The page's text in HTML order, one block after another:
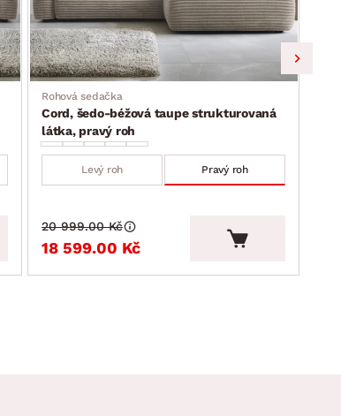
Rohová sedačka
Cord, šedo-béžová taupe strukturovaná
látka, pravý roh
Levý roh Pravý roh
18 599.00 Kč
20 999.00 Kč